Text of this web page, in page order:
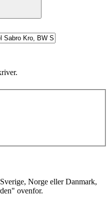
Norge eller Danmark,
ovenfor.